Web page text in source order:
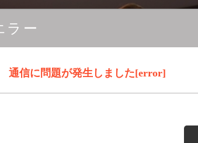
ラー
通信に問題が発生しました[error]